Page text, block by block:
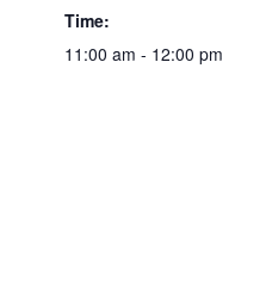
Time:
11:00 am - 12:00 pm